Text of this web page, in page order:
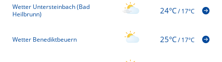
Wetter Untersteinbach (Bad
Heilbrunn)
24°C/17°C
Wetter Benediktbeuern 25°C/17°C